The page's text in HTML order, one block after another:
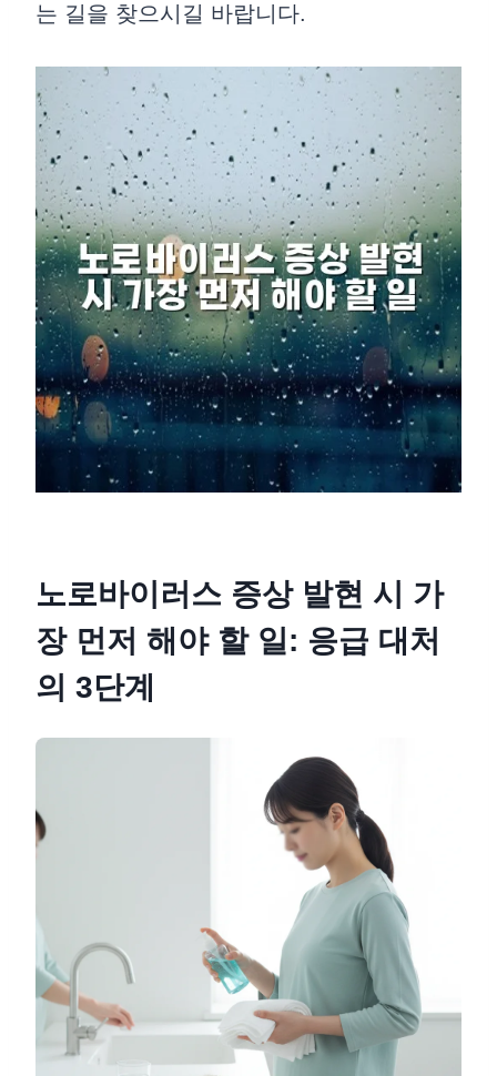
는 길을 찾으시길 바랍니다.
노로바이러스 증상 발현 시 가
장 먼저 해야 할 일: 응급 대처
의 3단계